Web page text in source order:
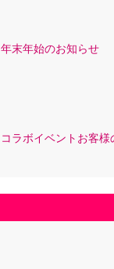
年末年始のお知らせ
コラボイベントお客